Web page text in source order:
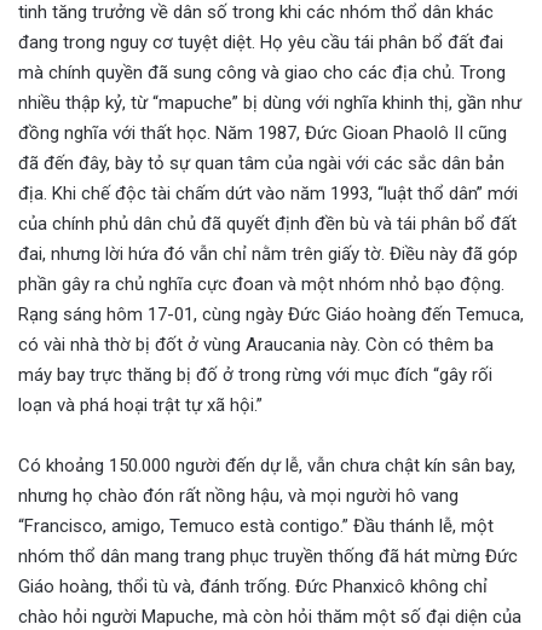
tinh tăng trưởng về dân số trong khi các nhóm thổ dân khác
đang trong nguy cơ tuyệt diệt. Họ yêu cầu tái phân bổ đất đai
mà chính quyền đã sung công và giao cho các địa chủ. Trong
nhiều thập kỷ, từ “mapuche” bị dùng với nghĩa khinh thị, gần như
đồng nghĩa với thất học. Năm 1987, Đức Gioan Phaolô II cũng
đã đến đây, bày tỏ sự quan tâm của ngài với các sắc dân bản
địa. Khi chế độc tài chấm dứt vào năm 1993, “luật thổ dân” mới
của chính phủ dân chủ đã quyết định đền bù và tái phân bổ đất
đai, nhưng lời hứa đó vẫn chỉ nằm trên giấy tờ. Điều này đã góp
phần gây ra chủ nghĩa cực đoan và một nhóm nhỏ bạo động.
Rạng sáng hôm 17-01, cùng ngày Đức Giáo hoàng đến Temuca,
có vài nhà thờ bị đốt ở vùng Araucania này. Còn có thêm ba
máy bay trực thăng bị đố ở trong rừng với mục đích “gây rối
loạn và phá hoại trật tự xã hội.”
Có khoảng 150.000 người đến dự lễ, vẫn chưa chật kín sân bay,
nhưng họ chào đón rất nồng hậu, và mọi người hô vang
“Francisco, amigo, Temuco està contigo.” Đầu thánh lễ, một
nhóm thổ dân mang trang phục truyền thống đã hát mừng Đức
Giáo hoàng, thổi tù và, đánh trống. Đức Phanxicô không chỉ
chào hỏi người Mapuche, mà còn hỏi thăm một số đại diện của